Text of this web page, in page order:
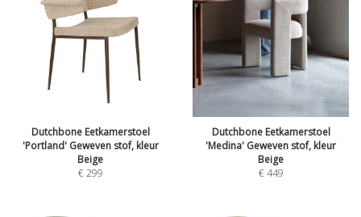
Dutchbone Eetkamerstoel
'Portland' Geweven stof, kleur
Beige
€299
Dutchbone Eetkamerstoel
'Medina' Geweven stof, kleur
Beige
€449